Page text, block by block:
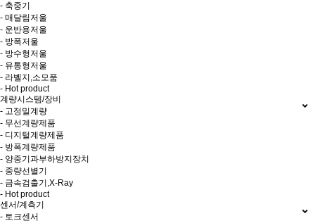
- 축중기
- 매달림저울
- 운반용저울
- 방폭저울
- 방수형저울
- 유통형저울
- 라벨지,소모품
- Hot product
계량시스템/장비
- 고정밀계량
- 무선계량제품
- 디지털계량제품
- 방폭계량제품
- 양중기과부하방지장치
- 중량선별기
- 금속검출기,X-Ray
- Hot product
센서/계측기
- 토크센서